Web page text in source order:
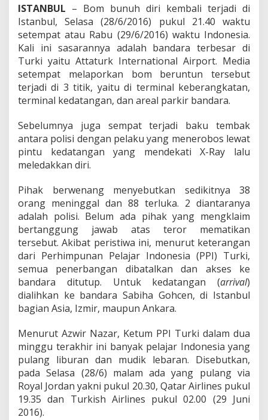
m
u
a
P
e
n
e
r
b
a
g
a
n
D
a
t
a
k
a
n
ISTANBUL – Bom bunuh diri kembali terjadi di
Istanbul, Selasa (28/6/2016) pukul 21.40 waktu
setempat atau Rabu (29/6/2016) waktu Indonesia.
Kali ini sasarannya adalah bandara terbesar di
Turki yaitu Attaturk International Airport. Media
setempat melaporkan bom beruntun tersebut
terjadi di 3 titik, yaitu di terminal keberangkatan,
terminal kedatangan, dan areal parkir bandara.
Sebelumnya juga sempat terjadi baku tembak
antara polisi dengan pelaku yang menerobos lewat
pintu kedatangan yang mendekati X-Ray lalu
meledakkan diri.
Pihak berwenang menyebutkan sedikitnya 38
orang meninggal dan 88 terluka. 2 diantaranya
adalah polisi. Belum ada pihak yang mengklaim
bertanggung jawab atas teror mematikan
tersebut. Akibat peristiwa ini, menurut keterangan
dari Perhimpunan Pelajar Indonesia (PPI) Turki,
semua penerbangan dibatalkan dan akses ke
bandara ditutup. Untuk kedatangan (arrival)
dialihkan ke bandara Sabiha Gohcen, di Istanbul
bagian Asia, Izmir, maupun Ankara.
Menurut Azwir Nazar, Ketum PPI Turki dalam dua
minggu terakhir ini banyak pelajar Indonesia yang
pulang liburan dan mudik lebaran. Disebutkan,
pada Selasa (28/6) malam ada yang pulang via
Royal Jordan yakni pukul 20.30, Qatar Airlines pukul
19.35 dan Turkish Airlines pukul 02.00 (29 Juni
2016).